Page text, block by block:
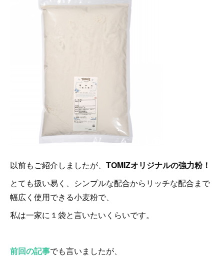
以前もご紹介しましたが、 TOMIZオリジナルの強力粉！
とても扱い易く、シンプルな配合からリッチな配合まで
幅広く使用できる小麦粉で、
私は一家に１袋と言いたいくらいです。
前回の記事でも言いましたが、